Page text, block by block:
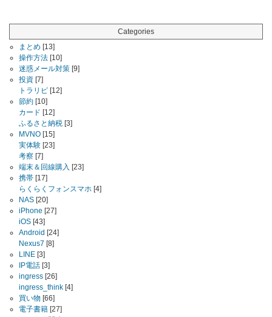
Categories
まとめ [13]
操作方法 [10]
迷惑メール対策 [9]
投資 [7]
トラリピ [12]
節約 [10]
カード [12]
ふるさと納税 [3]
MVNO [15]
実体験 [23]
考察 [7]
端末＆回線購入 [23]
携帯 [17]
らくらくフォンスマホ [4]
NAS [20]
iPhone [27]
iOS [43]
Android [24]
Nexus7 [8]
LINE [3]
IP電話 [3]
ingress [26]
ingress_think [4]
買い物 [66]
電子書籍 [27]